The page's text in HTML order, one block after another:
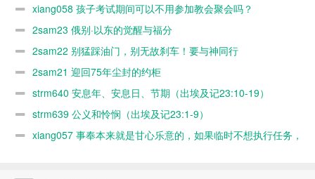
xiang058 孩子考试期间可以不用参加教会聚会吗？
2sam23 俄别·以东的觉醒与福分
2sam22 别猛踩油门，别无故刹车！要与神同行
2sam21 迎回75年尘封的约柜
strm640 安息年、安息日、节期（出埃及记23:10-19）
strm639 公义和怜悯（出埃及记23:1-9）
xiang057 事奉本来就是甘心乐意的，如果临时不想执行任务，